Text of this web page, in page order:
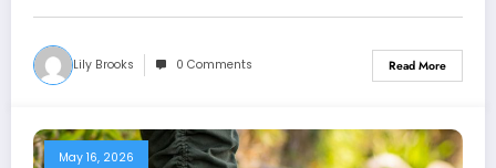
Lily Brooks 0 Comments Read More
May 16, 2026